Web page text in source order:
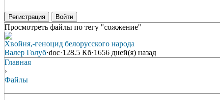
Регистрация Войти
Просмотреть файлы по тегу "сожжение"
Хвойня,-геноцид белорусского народа
Валер Голуб·doc·128.5 Кб·1656 дней(я) назад
Главная
›
Файлы